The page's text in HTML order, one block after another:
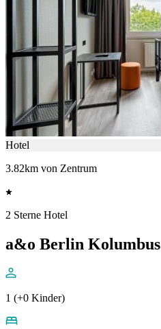
Hotel
3.82km von Zentrum
2 Sterne Hotel
a&o Berlin Kolumbus
1 (+0 Kinder)